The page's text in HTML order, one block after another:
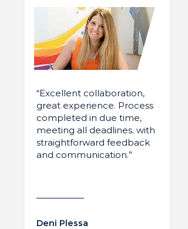
“Excellent collaboration,
great experience. Process
completed in due time,
meeting all deadlines. with
straightforward feedback
and communication.”
Deni Plessa